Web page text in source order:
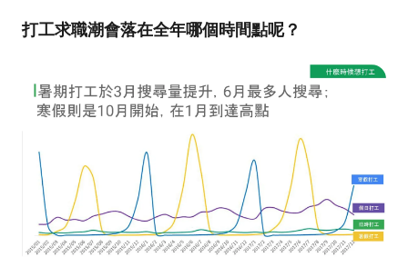
打工求職潮會落在全年哪個時間點呢？